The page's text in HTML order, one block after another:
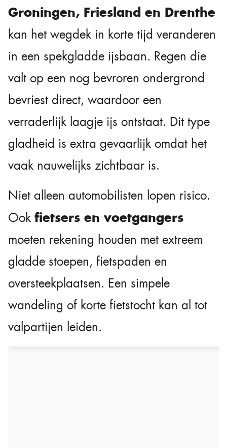
Groningen, Friesland en Drenthe
kan het wegdek in korte tijd veranderen
in een spekgladde ijsbaan. Regen die
valt op een nog bevroren ondergrond
bevriest direct, waardoor een
verraderlijk laagje ijs ontstaat. Dit type
gladheid is extra gevaarlijk omdat het
vaak nauwelijks zichtbaar is.
Niet alleen automobilisten lopen risico.
Ook fietsers en voetgangers
moeten rekening houden met extreem
gladde stoepen, fietspaden en
oversteekplaatsen. Een simpele
wandeling of korte fietstocht kan al tot
valpartijen leiden.